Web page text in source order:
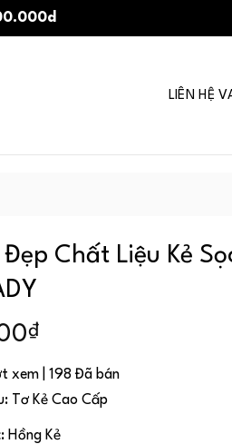
LIÊN HỆ
Đẹp Chất Liệu Kẻ
₫
xem | 198 Đã bán
Tơ Kẻ Cao Cấp
Hồng Kẻ